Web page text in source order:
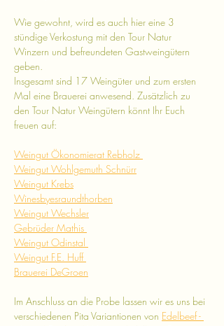
Wie gewohnt, wird es auch hier eine 3
stündige Verkostung mit den Tour Natur
Winzern und befreundeten Gastweingütern
geben.
Insgesamt sind 17 Weingüter und zum ersten
Mal eine Brauerei anwesend. Zusätzlich zu
den Tour Natur Weingütern könnt Ihr Euch
freuen auf:
Weingut Ökonomierat Rebholz
Weingut Wohlgemuth Schnürr
Weingut Krebs
Winesbyesraundthorben
Weingut Wechsler
Gebrüder Mathis
Weingut Odinstal
Weingut F.E. Huff
Brauerei DeGroen
Im Anschluss an die Probe lassen wir es uns bei
verschiedenen Pita Variantionen von Edelbeef -